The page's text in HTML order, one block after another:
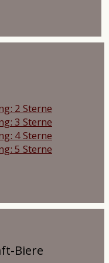
2 Sterne
3 Sterne
4 Sterne
5 Sterne
Biere